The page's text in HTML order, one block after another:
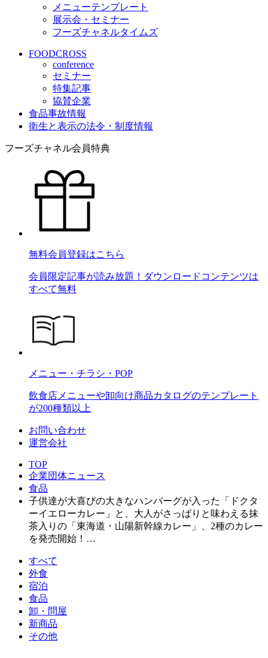
メニューテンプレート
展示会・セミナー
フーズチャネルタイムズ
FOODCROSS
conference
セミナー
特集記事
協賛企業
食品事故情報
衛生と表示の法令・制度情報
フーズチャネル会員特典
無料会員登録はこちら
会員限定記事が読み放題！ダウンロードコンテンツは
すべて無料
メニュー・チラシ・POP
飲食店メニューや卸向け商品カタログのテンプレート
が200種類以上
お問い合わせ
運営会社
TOP
企業団体ニュース
食品
子供達が大喜びの大きなハンバーグが入った「ドクタ
ーイエローカレー」と、大人がさっぱりと味わえる抹
茶入りの「東海道・山陽新幹線カレー」、2種のカレー
を発売開始！…
すべて
外食
宿泊
食品
卸・問屋
新商品
その他